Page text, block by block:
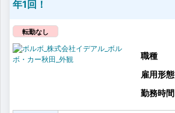
年1回！
転勤なし
職種
雇用形態
勤務時間